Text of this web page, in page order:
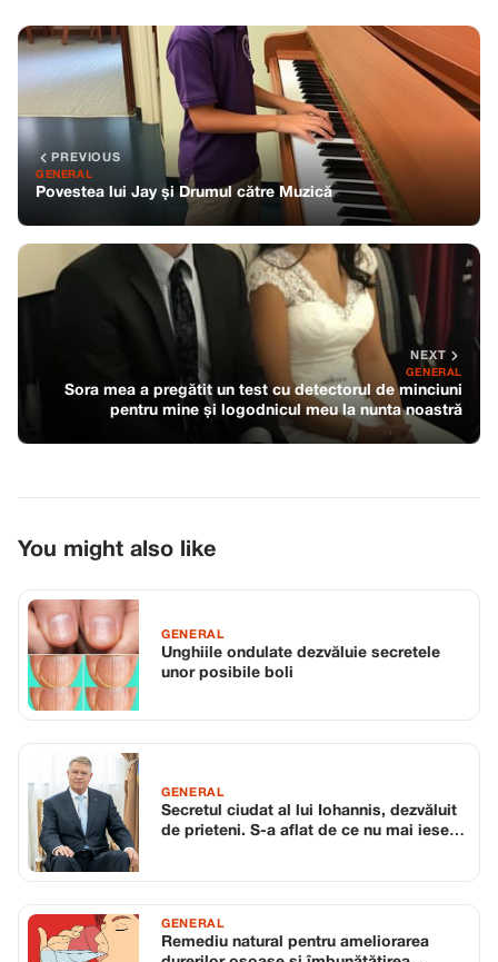
PREVIOUS
GENERAL
Povestea lui Jay și Drumul către Muzică
NEXT
GENERAL
Sora mea a pregătit un test cu detectorul de minciuni
pentru mine și logodnicul meu la nunta noastră
You might also like
GENERAL
Unghiile ondulate dezvăluie secretele
unor posibile boli
GENERAL
Secretul ciudat al lui Iohannis, dezvăluit
de prieteni. S-a aflat de ce nu mai iese
GENERAL
Remediu natural pentru ameliorarea